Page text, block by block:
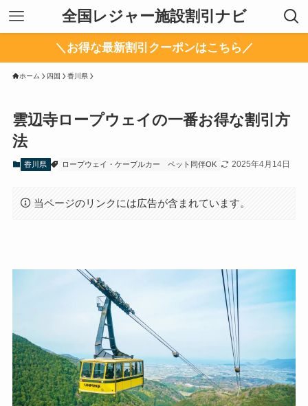
全国レジャー施設割引ナビ
＼お得な最新割引クーポンはこちら／
ホーム 四国 香川県
雲辺寺ロープウェイの一番お得な割引方
法
香川県 ロープウェイ・ケーブルカー ペット同伴OK 2025年4月14日
当ページのリンクには広告が含まれています。